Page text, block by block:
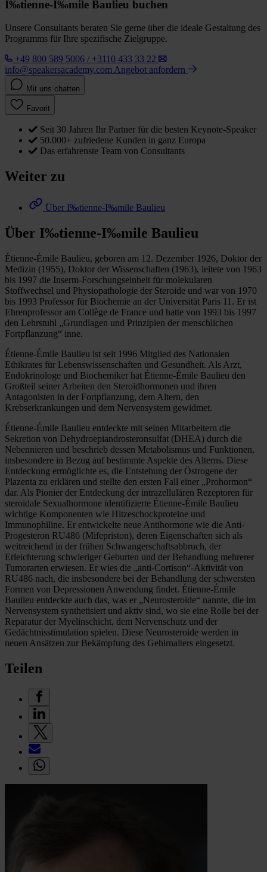
I‰tienne-I‰mile Baulieu buchen
Unsere Consultants beraten Sie gerne über die ideale Gestaltung des
Programms für Ihre spezifische Zielgruppe.
+49 800 589 5006 / +3110 433 33 22
info@speakersacademy.com Angebot anfordern
Mit uns chatten
Favorit
Seit 30 Jahren Ihr Partner für die besten Keynote-Speaker
50.000+ zufriedene Kunden in ganz Europa
Das erfahrenste Team von Consultants
Weiter zu
Über I‰tienne-I‰mile Baulieu
Über I‰tienne-I‰mile Baulieu
Étienne-Émile Baulieu, geboren am 12. Dezember 1926, Doktor der
Medizin (1955), Doktor der Wissenschaften (1963), leitete von 1963
bis 1997 die Inserm-Forschungseinheit für molekularen
Stoffwechsel und Physiopathologie der Steroide und war von 1970
bis 1993 Professor für Biochemie an der Universität Paris 11. Er ist
Ehrenprofessor am Collège de France und hatte von 1993 bis 1997
den Lehrstuhl „Grundlagen und Prinzipien der menschlichen
Fortpflanzung“ inne.
Étienne-Émile Baulieu ist seit 1996 Mitglied des Nationalen
Ethikrates für Lebenswissenschaften und Gesundheit. Als Arzt,
Endokrinologe und Biochemiker hat Étienne-Émile Baulieu den
Großteil seiner Arbeiten den Steroidhormonen und ihren
Antagonisten in der Fortpflanzung, dem Altern, den
Krebserkrankungen und dem Nervensystem gewidmet.
Étienne-Émile Baulieu entdeckte mit seinen Mitarbeitern die
Sekretion von Dehydroepiandrosteronsulfat (DHEA) durch die
Nebennieren und beschrieb dessen Metabolismus und Funktionen,
insbesondere in Bezug auf bestimmte Aspekte des Alterns. Diese
Entdeckung ermöglichte es, die Entstehung der Östrogene der
Plazenta zu erklären und stellte den ersten Fall einer „Prohormon“
dar. Als Pionier der Entdeckung der intrazellulären Rezeptoren für
steroidale Sexualhormone identifizierte Étienne-Émile Baulieu
wichtige Komponenten wie Hitzeschockproteine und
Immunophiline. Er entwickelte neue Antihormone wie die Anti-
Progesteron RU486 (Mifepriston), deren Eigenschaften sich als
weitreichend in der frühen Schwangerschaftsabbruch, der
Erleichterung schwieriger Geburten und der Behandlung mehrerer
Tumorarten erwiesen. Er wies die „anti-Cortison“-Aktivität von
RU486 nach, die insbesondere bei der Behandlung der schwersten
Formen von Depressionen Anwendung findet. Étienne-Émile
Baulieu entdeckte auch das, was er „Neurosteroide“ nannte, die im
Nervensystem synthetisiert und aktiv sind, wo sie eine Rolle bei der
Reparatur der Myelinschicht, dem Nervenschutz und der
Gedächtnisstimulation spielen. Diese Neurosteroide werden in
neuen Ansätzen zur Bekämpfung des Gehirnalters eingesetzt.
Teilen